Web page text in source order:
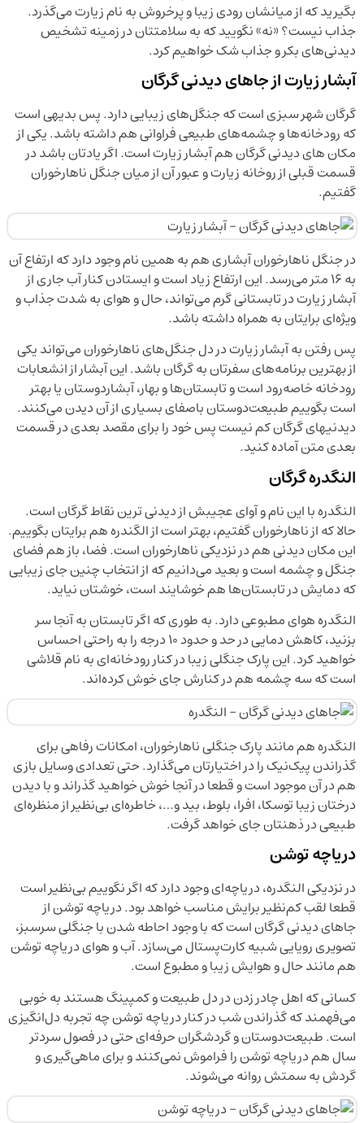
بگیرید که از میانشان رودی زیبا و پرخروش به نام زیارت می‌گذرد.
جذاب نیست؟ «نه» نگویید که به سلامتتان در زمینه تشخیص
دیدنی‌های بکر و جذاب شک خواهیم کرد.
آبشار زیارت از جاهای دیدنی گرگان
گرگان شهر سبزی است که جنگل‌های زیبایی دارد. پس بدیهی است
که رودخانه‌ها و چشمه‌های طبیعی فراوانی هم داشته باشد. یکی از
مکان های دیدنی گرگان هم آبشار زیارت است. اگر یادتان باشد در
قسمت قبلی از روخانه زیارت و عبور آن از میان جنگل ناهارخوران
گفتیم.
در جنگل ناهارخوران آبشاری هم به همین نام وجود دارد که ارتفاع آن
به ۱۶ متر می‌رسد. این ارتفاع زیاد است و ایستادن کنار آب جاری از
آبشار زیارت در تابستانی گرم می‌تواند، حال و هوای به شدت جذاب و
ویژه‌ای برایتان به همراه داشته باشد.
پس رفتن به آبشار زیارت در دل جنگل‌های ناهارخوران می‌تواند یکی
از بهترین برنامه‌های سفرتان به گرگان باشد. این آبشار از انشعابات
رودخانه خاصه‌رود است و تابستان‌ها و بهار، آبشاردوستان یا بهتر
است بگوییم طبیعت‌دوستان باصفای بسیاری از آن دیدن می‌کنند.
دیدنیهای گرگان کم نیست پس خود را برای مقصد بعدی در قسمت
بعدی متن آماده کنید.
النگدره گرگان
النگدره با این نام و آوای عجیبش از دیدنی ترین نقاط گرگان است.
حالا که از ناهارخوران گفتیم، بهتر است از الگندره هم برایتان بگوییم.
این مکان دیدنی هم در نزدیکی ناهارخوران است. فضا، باز هم فضای
جنگل و چشمه است و بعید می‌دانیم که از انتخاب چنین جای زیبایی
که دمایش در تابستان‌ها هم خوشایند است، خوشتان نیاید.
النگدره هوای مطبوعی دارد. به طوری که اگر تابستان به آنجا سر
بزنید، کاهش دمایی در حد و حدود ۱۰ درجه را به راحتی احساس
خواهید کرد. این پارک جنگلی زیبا در کنار رودخانه‌ای به نام قلاشی
است که سه چشمه هم در کنارش جای خوش کرده‌اند.
النگدره هم مانند پارک جنگلی ناهارخوران، امکانات رفاهی برای
گذراندن پیک‌نیک را در اختیارتان می‌گذارد. حتی تعدادی وسایل بازی
هم در آن موجود است و قطعا در آنجا خوش خواهید گذراند و با دیدن
درختان زیبا توسکا، افرا، بلوط، بید و…، خاطره‌ای بی‌نظیر از منظره‌ای
طبیعی در ذهنتان جای خواهد گرفت.
دریاچه توشن
در نزدیکی النگدره، دریاچه‌ای وجود دارد که اگر نگوییم بی‌نظیر است
قطعا لقب کم‌نظیر برایش مناسب خواهد بود. دریاچه توشن از
جاهای دیدنی گرگان است که با وجود احاطه شدن با جنگلی سرسبز،
تصویری رویایی شبیه کارت‌پستال می‌سازد. آب و هوای دریاچه توشن
هم مانند حال و هوایش زیبا و مطبوع است.
کسانی که اهل چادر زدن در دل طبیعت و کمپینگ هستند به خوبی
می‌فهمند که گذراندن شب در کنار دریاچه توشن چه تجربه دل‌انگیزی
است. طبیعت‌دوستان و گردشگران حرفه‌ای حتی در فصول سردتر
سال هم دریاچه توشن را فراموش نمی‌کنند و برای ماهی‌گیری و
گردش به سمتش روانه می‌شوند.